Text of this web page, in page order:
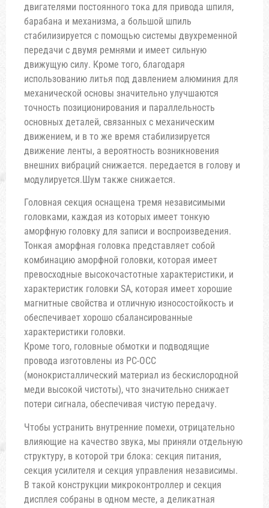
двигателями постоянного тока для привода шпиля,
барабана и механизма, а большой шпиль
стабилизируется с помощью системы двухременной
передачи с двумя ремнями и имеет сильную
движущую силу. Кроме того, благодаря
использованию литья под давлением алюминия для
механической основы значительно улучшаются
точность позиционирования и параллельность
основных деталей, связанных с механическим
движением, и в то же время стабилизируется
движение ленты, а вероятность возникновения
внешних вибраций снижается. передается в голову и
модулируется.Шум также снижается.
Головная секция оснащена тремя независимыми
головками, каждая из которых имеет тонкую
аморфную головку для записи и воспроизведения.
Тонкая аморфная головка представляет собой
комбинацию аморфной головки, которая имеет
превосходные высокочастотные характеристики, и
характеристик головки SA, которая имеет хорошие
магнитные свойства и отличную износостойкость и
обеспечивает хорошо сбалансированные
характеристики головки.
Кроме того, головные обмотки и подводящие
провода изготовлены из PC-OCC
(монокристаллический материал из бескислородной
меди высокой чистоты), что значительно снижает
потери сигнала, обеспечивая чистую передачу.
Чтобы устранить внутренние помехи, отрицательно
влияющие на качество звука, мы приняли отдельную
структуру, в которой три блока: секция питания,
секция усилителя и секция управления независимы.
В такой конструкции микроконтроллер и секция
дисплея собраны в одном месте, а деликатная